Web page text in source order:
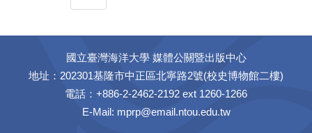
國立臺灣海洋大學 媒體公關暨出版中心
地址：202301基隆市中正區北寧路2號(校史博物館二樓)
電話：+886-2-2462-2192 ext 1260-1266
E-Mail: mprp@email.ntou.edu.tw